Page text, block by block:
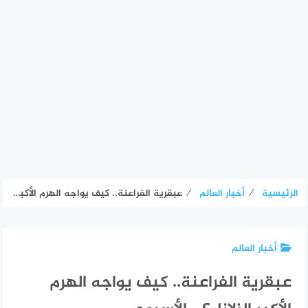
الرئيسية ⁄ أخبار العالم ⁄ عبقرية الفراعنة.. كيف يواجه الهرم الأكبر الزلازل؟ – الأسبوع
أخبار العالم
عبقرية الفراعنة.. كيف يواجه الهرم